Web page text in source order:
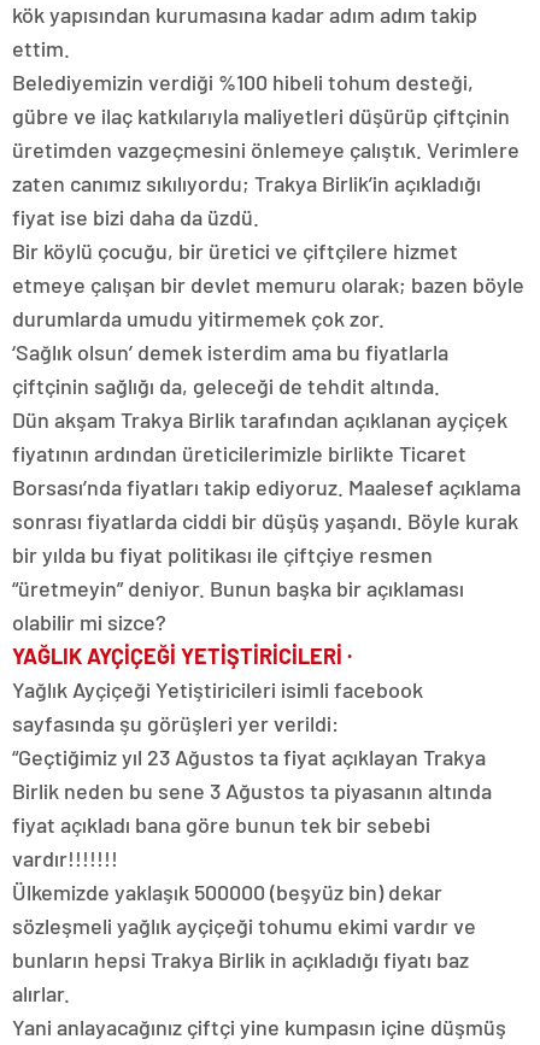
kök yapısından kurumasına kadar adım adım takip
ettim.
Belediyemizin verdiği %100 hibeli tohum desteği,
gübre ve ilaç katkılarıyla maliyetleri düşürüp çiftçinin
üretimden vazgeçmesini önlemeye çalıştık. Verimlere
zaten canımız sıkılıyordu; Trakya Birlik’in açıkladığı
fiyat ise bizi daha da üzdü.
Bir köylü çocuğu, bir üretici ve çiftçilere hizmet
etmeye çalışan bir devlet memuru olarak; bazen böyle
durumlarda umudu yitirmemek çok zor.
‘Sağlık olsun’ demek isterdim ama bu fiyatlarla
çiftçinin sağlığı da, geleceği de tehdit altında.
Dün akşam Trakya Birlik tarafından açıklanan ayçiçek
fiyatının ardından üreticilerimizle birlikte Ticaret
Borsası’nda fiyatları takip ediyoruz. Maalesef açıklama
sonrası fiyatlarda ciddi bir düşüş yaşandı. Böyle kurak
bir yılda bu fiyat politikası ile çiftçiye resmen
“üretmeyin” deniyor. Bunun başka bir açıklaması
olabilir mi sizce?
YAĞLIK AYÇİÇEĞİ YETİŞTİRİCİLERİ ·
Yağlık Ayçiçeği Yetiştiricileri isimli facebook
sayfasında şu görüşleri yer verildi:
“Geçtiğimiz yıl 23 Ağustos ta fiyat açıklayan Trakya
Birlik neden bu sene 3 Ağustos ta piyasanın altında
fiyat açıkladı bana göre bunun tek bir sebebi
vardır!!!!!!!
Ülkemizde yaklaşık 500000 (beşyüz bin) dekar
sözleşmeli yağlık ayçiçeği tohumu ekimi vardır ve
bunların hepsi Trakya Birlik in açıkladığı fiyatı baz
alırlar.
Yani anlayacağınız çiftçi yine kumpasın içine düşmüş